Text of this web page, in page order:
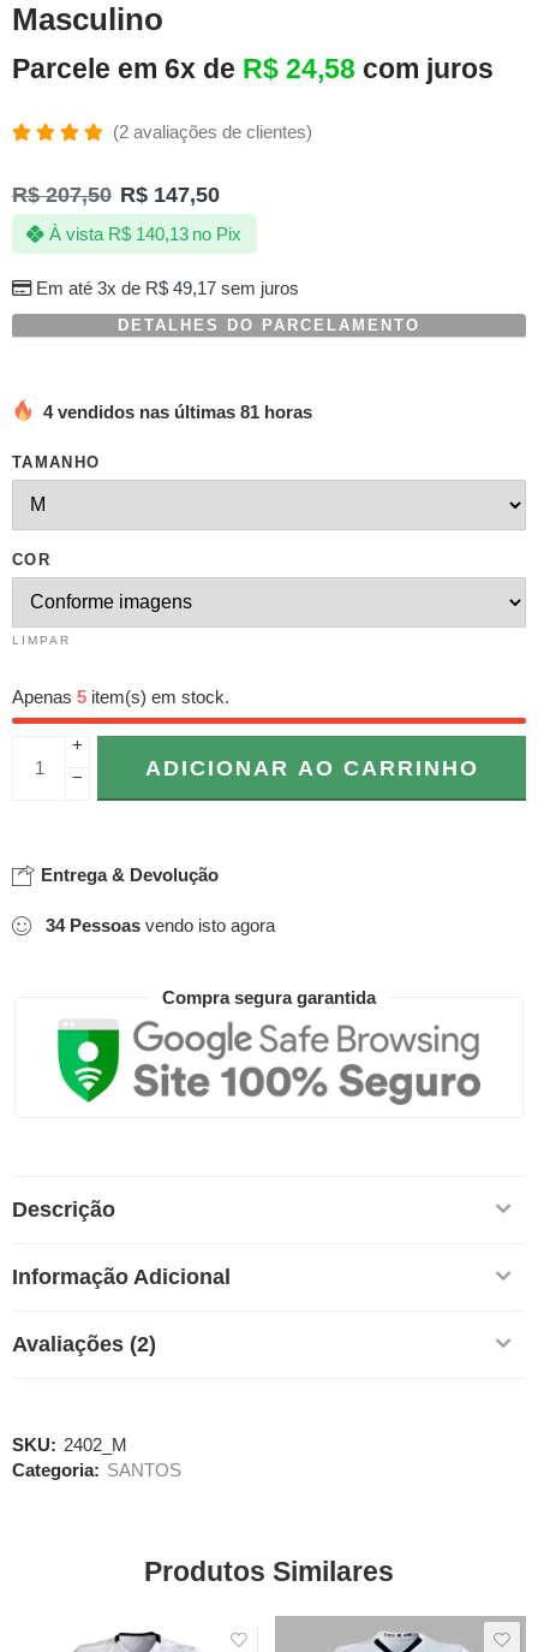
Masculino
Parcele em 6x de R$ 24,58 com juros
5.00de 5,
com
baseado
em
de
clientes
(2avaliações de clientes)
R$207,50 R$ 147,50
Em até 3x de R$49,17sem juros
À vista R$140,13 no Pix
DETALHES DO PARCELAMENTO
4 vendidos nas últimas 81 horas
TAMANHO
COR
LIMPAR
Apenas 5 item(s) em stock.
+
−
ADICIONAR AO CARRINHO
Entrega & Devolução
34 Pessoas vendo isto agora
Compra segura garantida
Descrição
Informação Adicional
Avaliações (2)
SKU: 2402_M
Categoria: SANTOS
Produtos Similares